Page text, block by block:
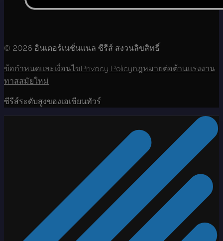
© 2026 อินเตอร์เนชั่นแนล ซีรีส์ สงวนลิขสิทธิ์
ข้อกำหนดและเงื่อนไขPrivacy Policyกฎหมายต่อต้านแรงงาน
ทาสสมัยใหม่
ซีรีส์ระดับสูงของเอเชียนทัวร์